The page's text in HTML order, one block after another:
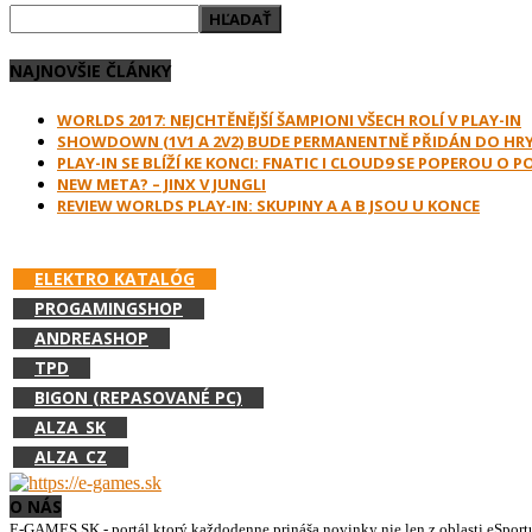
NAJNOVŠIE ČLÁNKY
WORLDS 2017: NEJCHTĚNĚJŠÍ ŠAMPIONI VŠECH ROLÍ V PLAY-IN
SHOWDOWN (1V1 A 2V2) BUDE PERMANENTNĚ PŘIDÁN DO
PLAY-IN SE BLÍŽÍ KE KONCI: FNATIC I CLOUD9 SE POPEROU O
NEW META? – JINX V JUNGLI
REVIEW WORLDS PLAY-IN: SKUPINY A A B JSOU U KONCE
ELEKTRO KATALÓG
PROGAMINGSHOP
ANDREASHOP
TPD
BIGON (REPASOVANÉ PC)
ALZA_SK
ALZA_CZ
O NÁS